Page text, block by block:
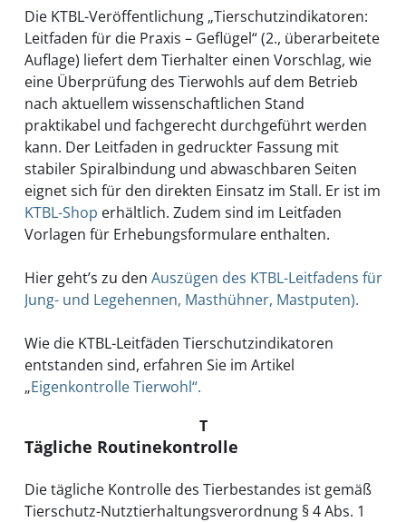
Die KTBL-Veröffentlichung „Tierschutzindikatoren:
Leitfaden für die Praxis – Geflügel“ (2., überarbeitete
Auflage) liefert dem Tierhalter einen Vorschlag, wie
eine Überprüfung des Tierwohls auf dem Betrieb
nach aktuellem wissenschaftlichen Stand
praktikabel und fachgerecht durchgeführt werden
kann. Der Leitfaden in gedruckter Fassung mit
stabiler Spiralbindung und abwaschbaren Seiten
eignet sich für den direkten Einsatz im Stall. Er ist im
KTBL-Shop erhältlich. Zudem sind im Leitfaden
Vorlagen für Erhebungsformulare enthalten.
Hier geht’s zu den Auszügen des KTBL-Leitfadens für
Jung- und Legehennen, Masthühner, Mastputen).
Wie die KTBL-Leitfäden Tierschutzindikatoren
entstanden sind, erfahren Sie im Artikel
„Eigenkontrolle Tierwohl“.
T
Tägliche Routinekontrolle
Die tägliche Kontrolle des Tierbestandes ist gemäß
Tierschutz-Nutztierhaltungsverordnung § 4 Abs. 1